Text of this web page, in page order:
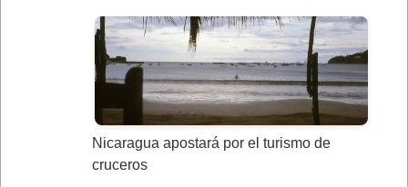
Nicaragua apostará por el turismo de
cruceros